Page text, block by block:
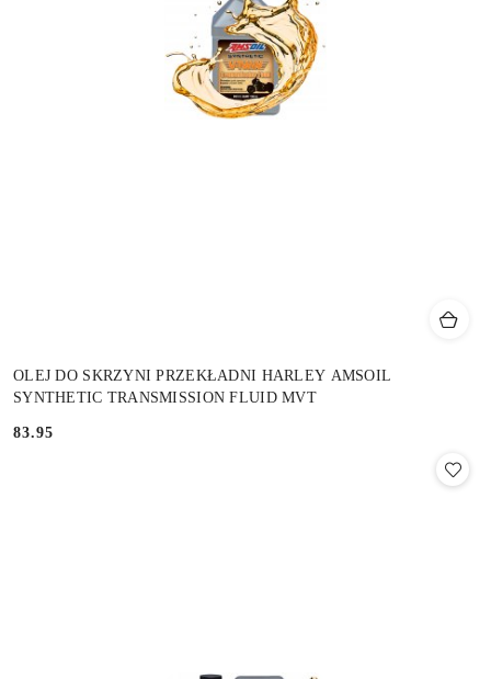
OLEJ DO SKRZYNI PRZEKŁADNI HARLEY AMSOIL
SYNTHETIC TRANSMISSION FLUID MVT
Cena:
83.95